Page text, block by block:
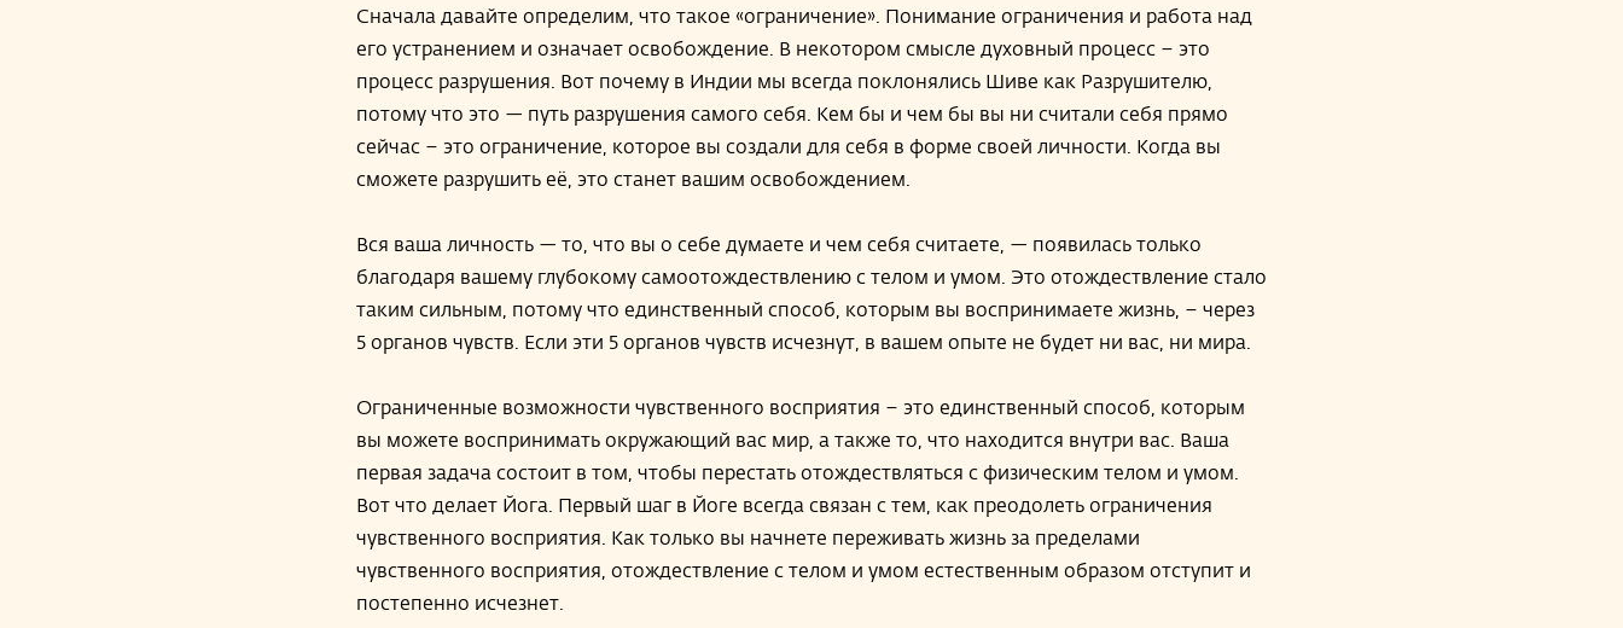
Сначала давайте определим, что такое «ограничение». Понимание ограничения и работа над
его устранением и означает освобождение. В некотором смысле духовный процесс – это
процесс разрушения. Вот почему в Индии мы всегда поклонялись Шиве как Разрушителю,
потому что это — путь разрушения самого себя. Кем бы и чем бы вы ни считали себя прямо
сейчас – это ограничение, которое вы создали для себя в форме своей личности. Когда вы
сможете разрушить её, это станет вашим освобождением.
Вся ваша личность — то, что вы о себе думаете и чем себя считаете, — появилась только
благодаря вашему глубокому самоотождествлению с телом и умом. Это отождествление стало
таким сильным, потому что единственный способ, которым вы воспринимаете жизнь, – через
5 органов чувств. Если эти 5 органов чувств исчезнут, в вашем опыте не будет ни вас, ни мира.
Ограниченные возможности чувственного восприятия – это единственный способ, которым
вы можете воспринимать окружающий вас мир, а также то, что находится внутри вас. Ваша
первая задача состоит в том, чтобы перестать отождествляться с физическим телом и умом.
Вот что делает Йога. Первый шаг в Йоге всегда связан с тем, как преодолеть ограничения
чувственного восприятия. Как только вы начнете переживать жизнь за пределами
чувственного восприятия, отождествление с телом и умом естественным образом отступит и
постепенно исчезнет.